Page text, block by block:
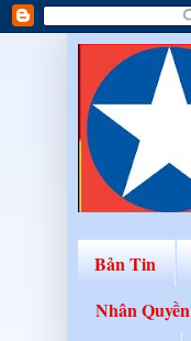
Bản Tin
Nhân Quyền